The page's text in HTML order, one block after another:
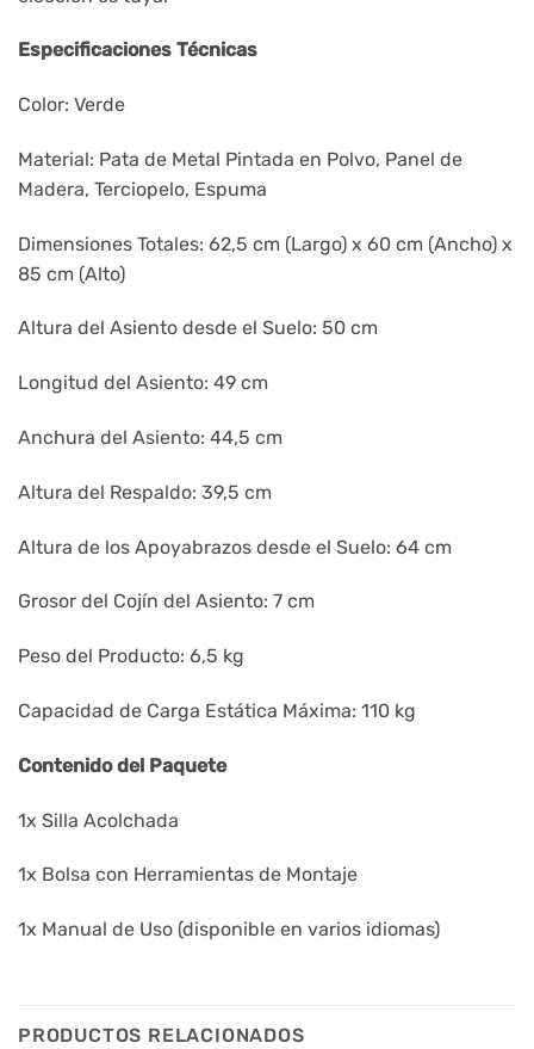
Especificaciones Técnicas
Color: Verde
Material: Pata de Metal Pintada en Polvo, Panel de
Madera, Terciopelo, Espuma
Dimensiones Totales: 62,5 cm (Largo) x 60 cm (Ancho) x
85 cm (Alto)
Altura del Asiento desde el Suelo: 50 cm
Longitud del Asiento: 49 cm
Anchura del Asiento: 44,5 cm
Altura del Respaldo: 39,5 cm
Altura de los Apoyabrazos desde el Suelo: 64 cm
Grosor del Cojín del Asiento: 7 cm
Peso del Producto: 6,5 kg
Capacidad de Carga Estática Máxima: 110 kg
Contenido del Paquete
1x Silla Acolchada
1x Bolsa con Herramientas de Montaje
1x Manual de Uso (disponible en varios idiomas)
PRODUCTOS RELACIONADOS